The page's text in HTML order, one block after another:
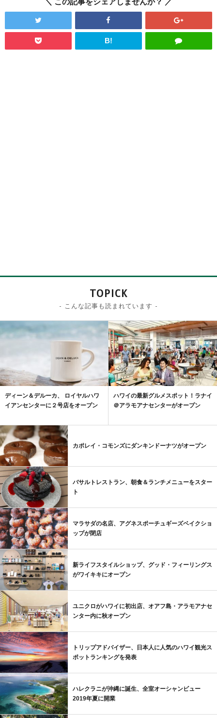
この記事をシェアしませんか？
B!
TOPICK
- こんな記事も読まれています -
ディーン＆デルーカ、 ロイヤルハワ
イアンセンターに２号店をオープン
ハワイの最新グルメスポット！ラナイ
＠アラモアナセンターがオープン
カポレイ・コモンズにダンキンドーナツがオープン
バサルトレストラン、朝食＆ランチメニューをスター
ト
マラサダの名店、アグネスポーチュギーズベイクショ
ップが閉店
新ライフスタイルショップ、グッド・フィーリングス
がワイキキにオープン
ユニクロがハワイに初出店、オアフ島・アラモアナセ
ンター内に秋オープン
トリップアドバイザー、日本人に人気のハワイ観光ス
ポットランキングを発表
ハレクラニが沖縄に誕生、全室オーシャンビュー
2019年夏に開業